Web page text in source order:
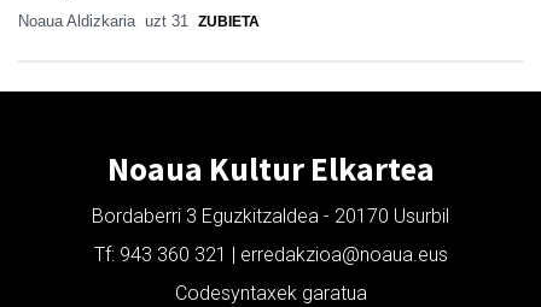
Noaua Aldizkaria uzt 31 ZUBIETA
Noaua Kultur Elkartea
Bordaberri 3 Eguzkitzaldea - 20170 Usurbil
Tf: 943 360 321 | erredakzioa@noaua.eus
Codesyntaxek garatua